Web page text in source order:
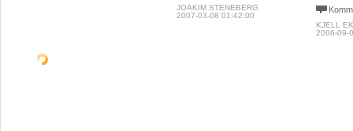
JOAKIM STENEBERG
2007-03-08 01:42:00
KJELL
2006-09-
NÄRINGSLIV
Kina har vaknat